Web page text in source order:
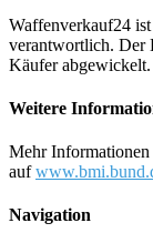
Waffenverkauf24
verantwortlich. Der
Käufer abgewickelt.
Weitere
Mehr
auf
Navigation